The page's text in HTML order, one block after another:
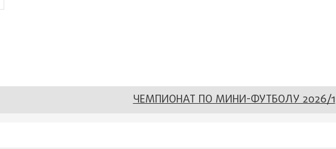
ЧЕМПИОНАТ ПО МИНИ-ФУТБОЛУ 2026/1